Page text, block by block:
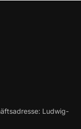
Ludwig-